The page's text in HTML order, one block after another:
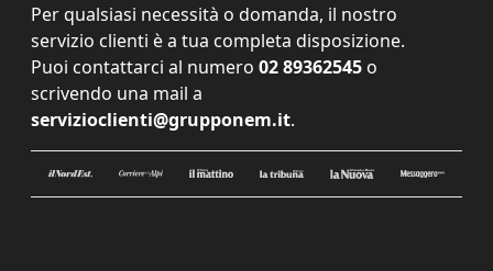
Per qualsiasi necessità o domanda, il nostro
servizio clienti è a tua completa disposizione.
Puoi contattarci al numero 02 89362545 o
scrivendo una mail a
servizioclienti@grupponem.it.